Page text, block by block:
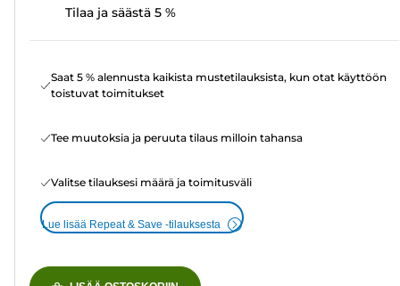
Tilaa ja säästä 5 %
Saat 5 % alennusta kaikista mustetilauksista, kun otat käyttöön
toistuvat toimitukset
Tee muutoksia ja peruuta tilaus milloin tahansa
Valitse tilauksesi määrä ja toimitusväli
Lue lisää Repeat & Save -tilauksesta